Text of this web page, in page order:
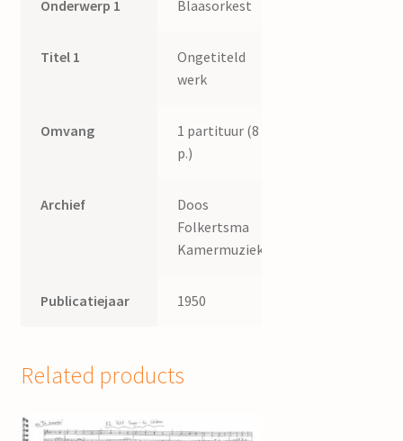
Onderwerp 1 Blaasorkest
Titel 1
Ongetiteld
werk
Omvang
1 partituur (8
p.)
Archief
Doos
Folkertsma
Kamermuziek.
Publicatiejaar 1950
Related products